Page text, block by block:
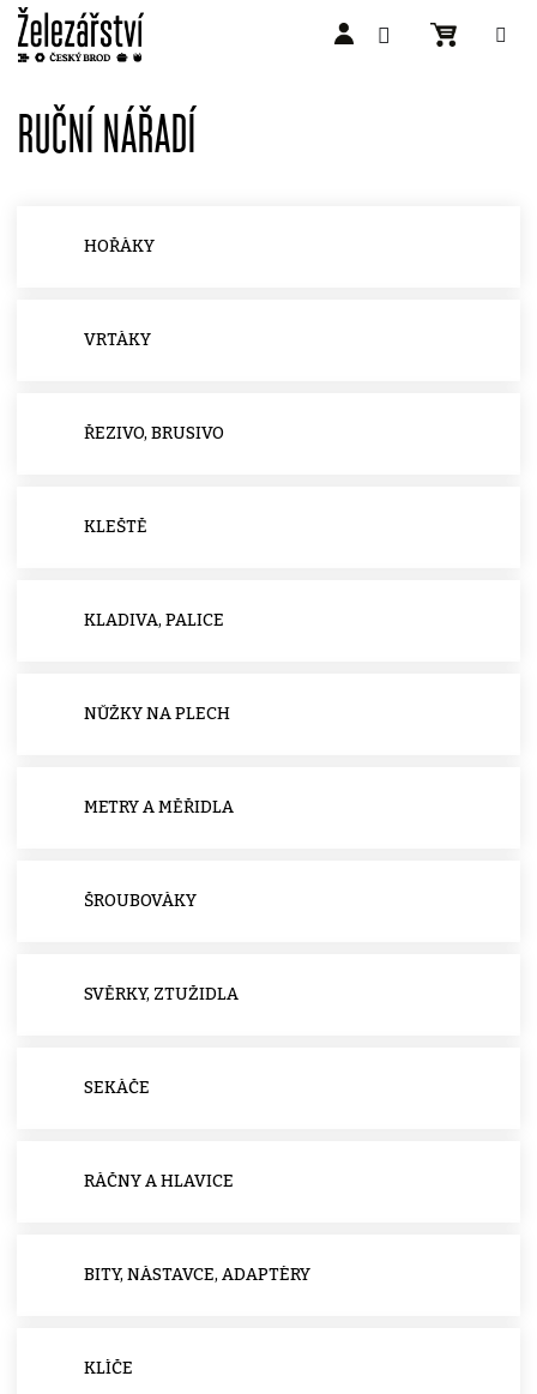
obsahRUČNÍ NÁŘADÍ
HOŘÁKY
VRTÁKY
ŘEZIVO, BRUSIVO
KLEŠTĚ
KLADIVA, PALICE
NŮŽKY NA PLECH
METRY A MĚŘIDLA
ŠROUBOVÁKY
SVĚRKY, ZTUŽIDLA
SEKÁČE
RÁČNY A HLAVICE
BITY, NÁSTAVCE, ADAPTÉRY
KLÍČE